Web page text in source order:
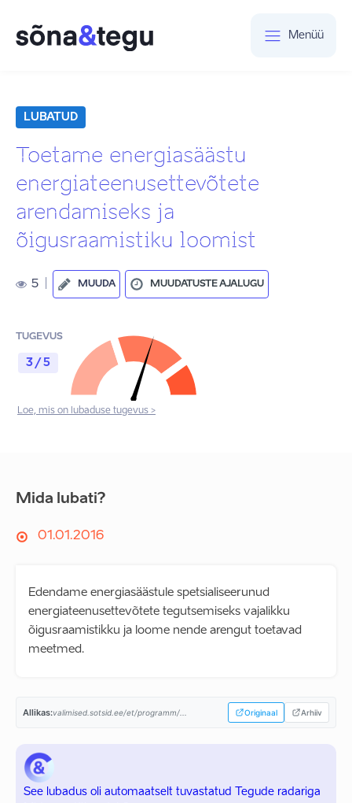
Menüü
LUBATUD
Toetame energiasäästu
energiateenusettevõtete
arendamiseks ja
õigusraamistiku loomist
5 MUUDA MUUDATUSTE AJALUGU
TUGEVUS
3 / 5
Loe, mis on lubaduse tugevus >
Mida lubati?
01.01.2016
Edendame energiasäästule spetsialiseerunud
energiateenusettevõtete tegutsemiseks vajalikku
õigusraamistikku ja loome nende arengut toetavad
meetmed.
Allikas:valimised.sotsid.ee/et/programm/... Originaal Arhiiv
See lubadus oli automaatselt tuvastatud Tegude radariga